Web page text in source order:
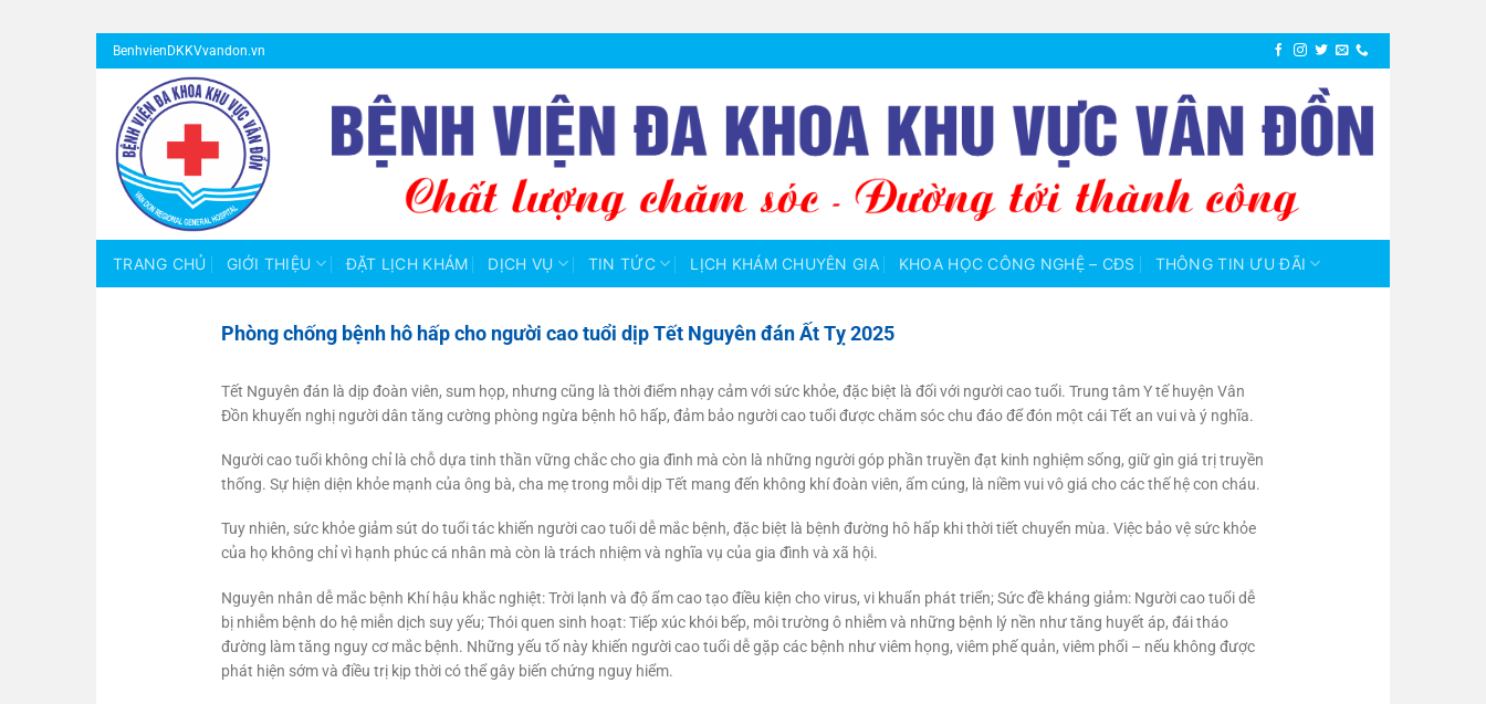
Bỏ
qua
dung
BenhvienDKKVvandon.vn
TRANG CHỦ GIỚI THIỆU ĐẶT LỊCH KHÁM DỊCH VỤ TIN TỨC LỊCH KHÁM CHUYÊN GIA KHOA HỌC CÔNG NGHỆ – CĐS THÔNG TIN ƯU ĐÃI
Phòng chống bệnh hô hấp cho người cao tuổi dịp Tết Nguyên đán Ất Tỵ 2025
Tết Nguyên đán là dịp đoàn viên, sum họp, nhưng cũng là thời điểm nhạy cảm với sức khỏe, đặc biệt là đối với người cao tuổi. Trung tâm Y tế huyện Vân
Đồn khuyến nghị người dân tăng cường phòng ngừa bệnh hô hấp, đảm bảo người cao tuổi được chăm sóc chu đáo để đón một cái Tết an vui và ý nghĩa.
Người cao tuổi không chỉ là chỗ dựa tinh thần vững chắc cho gia đình mà còn là những người góp phần truyền đạt kinh nghiệm sống, giữ gìn giá trị truyền
thống. Sự hiện diện khỏe mạnh của ông bà, cha mẹ trong mỗi dịp Tết mang đến không khí đoàn viên, ấm cúng, là niềm vui vô giá cho các thế hệ con cháu.
Tuy nhiên, sức khỏe giảm sút do tuổi tác khiến người cao tuổi dễ mắc bệnh, đặc biệt là bệnh đường hô hấp khi thời tiết chuyển mùa. Việc bảo vệ sức khỏe
của họ không chỉ vì hạnh phúc cá nhân mà còn là trách nhiệm và nghĩa vụ của gia đình và xã hội.
Nguyên nhân dễ mắc bệnh Khí hậu khắc nghiệt: Trời lạnh và độ ẩm cao tạo điều kiện cho virus, vi khuẩn phát triển; Sức đề kháng giảm: Người cao tuổi dễ
bị nhiễm bệnh do hệ miễn dịch suy yếu; Thói quen sinh hoạt: Tiếp xúc khói bếp, môi trường ô nhiễm và những bệnh lý nền như tăng huyết áp, đái tháo
đường làm tăng nguy cơ mắc bệnh. Những yếu tố này khiến người cao tuổi dễ gặp các bệnh như viêm họng, viêm phế quản, viêm phổi – nếu không được
phát hiện sớm và điều trị kịp thời có thể gây biến chứng nguy hiểm.